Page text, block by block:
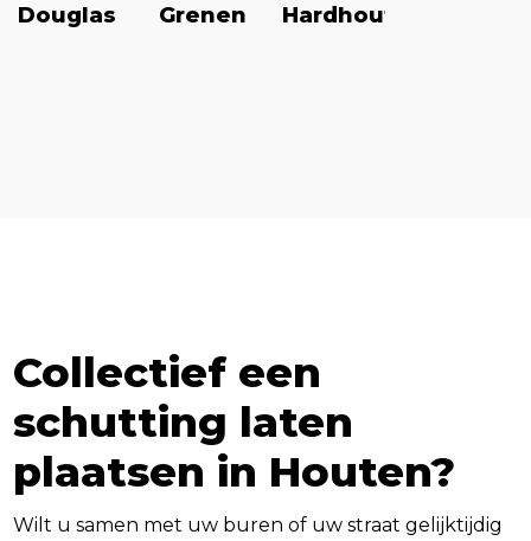
Douglas Grenen Hardhout
Collectief een
schutting laten
plaatsen in Houten?
Wilt u samen met uw buren of uw straat gelijktijdig